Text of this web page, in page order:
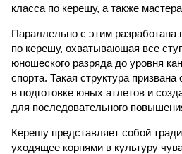
класса по керешу, а также
Параллельно с этим разработана
по керешу, охватывающая все
юношеского разряда до уровня
спорта. Такая структура
в подготовке юных атлетов и
для последовательного
Керешу представляет собой
уходящее корнями в культуру